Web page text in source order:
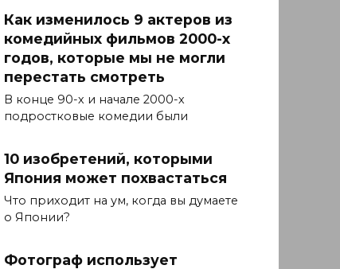
Как изменилось 9 актеров из
комедийных фильмов 2000-х
годов, которые мы не могли
перестать смотреть
В конце 90-х и начале 2000-х
подростковые комедии были
10 изобретений, которыми
Япония может похвастаться
Что приходит на ум, когда вы думаете
о Японии?
Фотограф использует